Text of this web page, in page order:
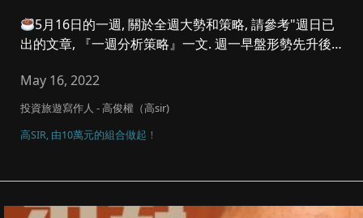
5月16日的一週, 關於全週大勢和策略, 請參考"週日已
出的文章, 『一週分析策略』一文. 週一早盤形勢先升後
May 16, 2022
投資旅遊寫作人 - 高俊權（高sir)
高SIR, 由10萬元的組合做起！